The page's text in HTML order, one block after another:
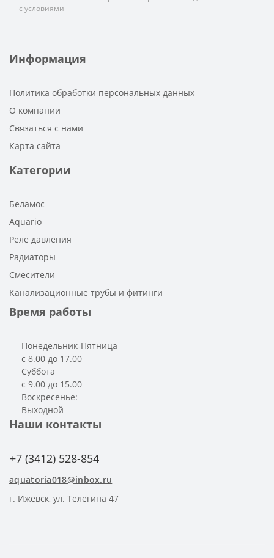
с условиями
Информация
Политика обработки персональных данных
О компании
Связаться с нами
Карта сайта
Категории
Беламос
Aquario
Реле давления
Радиаторы
Смесители
Канализационные трубы и фитинги
Время работы
Понедельник-Пятница
с 8.00 до 17.00
Суббота
с 9.00 до 15.00
Воскресенье:
Выходной
Наши контакты
+7 (3412) 528-854
aquatoria018@inbox.ru
г. Ижевск, ул. Телегина 47